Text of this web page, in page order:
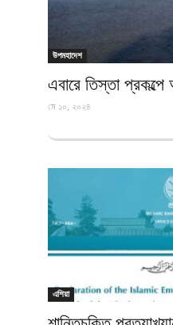
উপমহাদেশ
এবারে তিস্তা
মে ১০, ২০২৪
এশিয়া